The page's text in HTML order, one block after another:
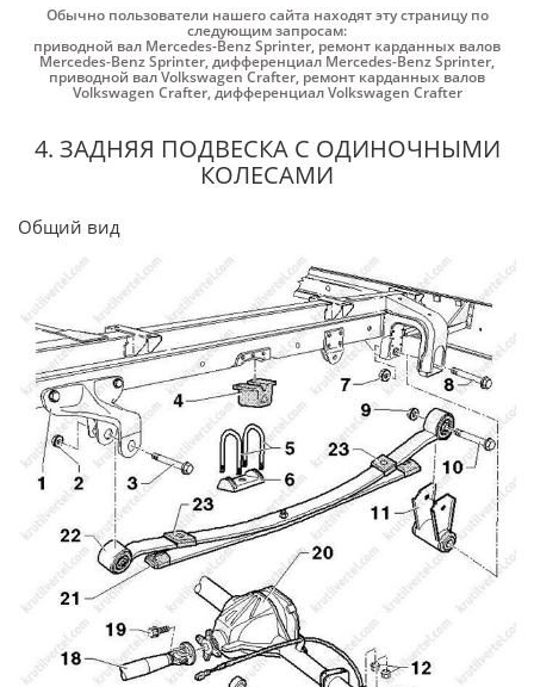
Обычно пользователи нашего сайта находят эту страницу по
следующим запросам:
приводной вал Mercedes-Benz Sprinter, ремонт карданных валов
Mercedes-Benz Sprinter,дифференциал Mercedes-Benz Sprinter,
приводной вал Volkswagen Crafter, ремонт карданных валов
Volkswagen Crafter,дифференциал Volkswagen Crafter
4. ЗАДНЯЯ ПОДВЕСКА С ОДИНОЧНЫМИ
КОЛЕСАМИ
Общий вид